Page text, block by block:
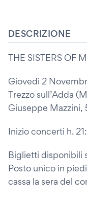
DESCRIZIONE
THE SISTERS OF
Giovedì 2
Trezzo sull’Adda
Giuseppe Mazzini,
Inizio concerti h.
Biglietti disponibili
Posto unico in
cassa la sera del